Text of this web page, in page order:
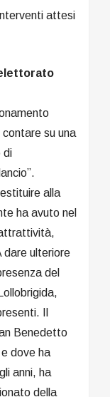
attesi
su una
di
alla
ha avuto nel
dare ulteriore
del
Il
Benedetto
dove ha
anni, ha
della